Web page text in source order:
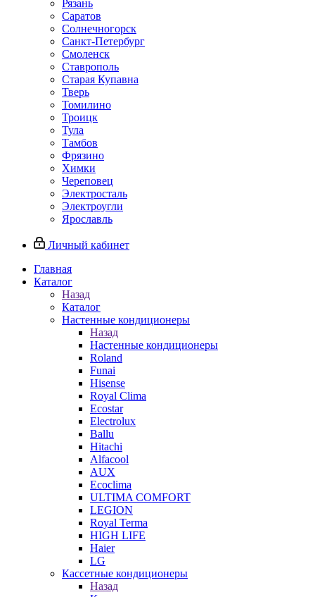
Рязань
Саратов
Солнечногорск
Санкт-Петербург
Смоленск
Ставрополь
Старая Купавна
Тверь
Томилино
Троицк
Тула
Тамбов
Фрязино
Химки
Череповец
Электросталь
Электроугли
Ярославль
Личный кабинет
Главная
Каталог
Назад
Каталог
Настенные кондиционеры
Назад
Настенные кондиционеры
Roland
Funai
Hisense
Royal Clima
Ecostar
Electrolux
Ballu
Hitachi
Alfacool
AUX
Ecoclima
ULTIMA COMFORT
LEGION
Royal Terma
HIGH LIFE
Haier
LG
Кассетные кондиционеры
Назад